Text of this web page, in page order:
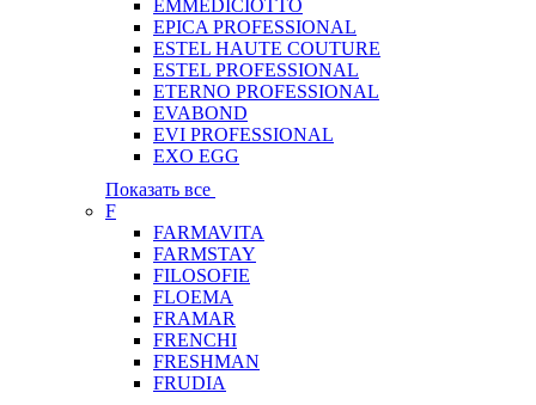
EMMEDICIOTTO
EPICA PROFESSIONAL
ESTEL HAUTE COUTURE
ESTEL PROFESSIONAL
ETERNO PROFESSIONAL
EVABOND
EVI PROFESSIONAL
EXO EGG
Показать все
F
FARMAVITA
FARMSTAY
FILOSOFIE
FLOEMA
FRAMAR
FRENCHI
FRESHMAN
FRUDIA